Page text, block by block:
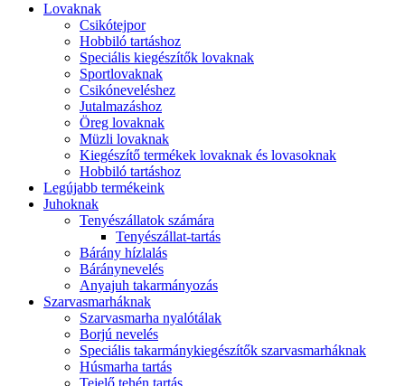
Lovaknak
Csikótejpor
Hobbiló tartáshoz
Speciális kiegészítők lovaknak
Sportlovaknak
Csikóneveléshez
Jutalmazáshoz
Öreg lovaknak
Müzli lovaknak
Kiegészítő termékek lovaknak és lovasoknak
Hobbiló tartáshoz
Legújabb termékeink
Juhoknak
Tenyészállatok számára
Tenyészállat-tartás
Bárány hízlalás
Báránynevelés
Anyajuh takarmányozás
Szarvasmarháknak
Szarvasmarha nyalótálak
Borjú nevelés
Speciális takarmánykiegészítők szarvasmarháknak
Húsmarha tartás
Tejelő tehén tartás